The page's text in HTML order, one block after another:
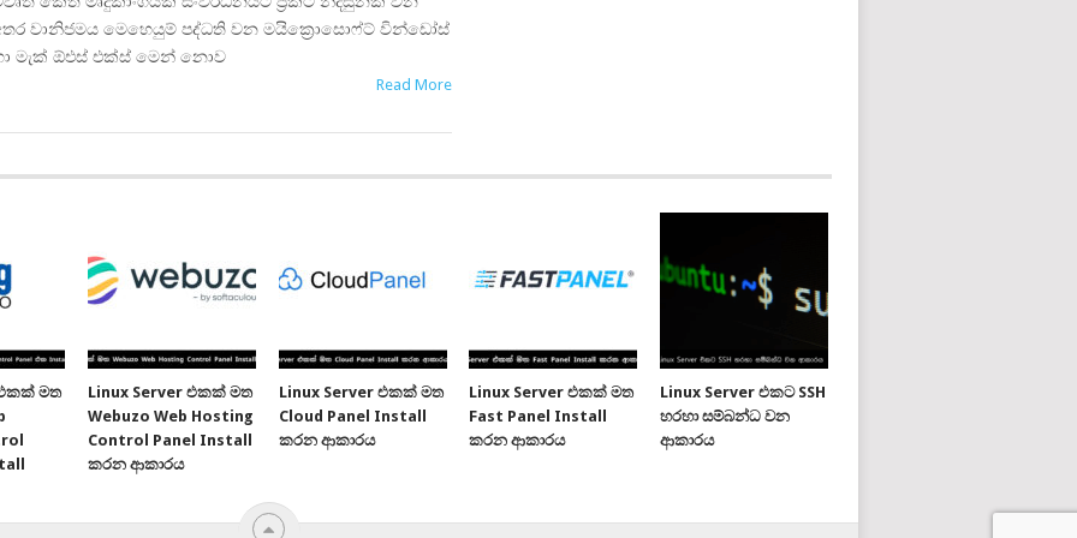
වානිජමය මෙහෙයුම් පද්ධති වන මයික්‍රොසොෆ්ට් වින්ඩෝස්
මැක් ඕඑස් එක්ස් මෙන් නොව
Read More
එකක් මත
Linux Server එකක් මත
Webuzo Web Hosting
Control Panel Install
කරන ආකාරය
Linux Server එකක් මත
Cloud Panel Install
කරන ආකාරය
Linux Server එකක් මත
Fast Panel Install
කරන ආකාරය
Linux Server එකට SSH
හරහා සම්බන්ධ වන
ආකාරය